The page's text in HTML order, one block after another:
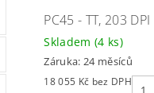
PC45 - TT, 203 DPI
Skladem (4 ks)
Záruka: 24 měsíců
18 055 Kč bez DPH